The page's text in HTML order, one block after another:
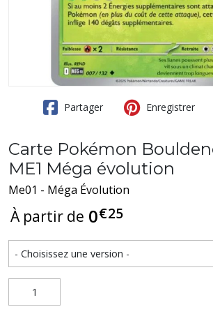
Partager Enregistrer
Carte Pokémon
ME1 Méga évolution
Me01 - Méga Évolution
À partir de 0€25